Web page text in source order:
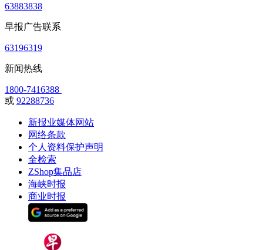
63883838
早报广告联系
63196319
新闻热线
1800-7416388
或 92288736
新报业媒体网站
网络条款
个人资料保护声明
全检索
ZShop集品店
海峡时报
商业时报